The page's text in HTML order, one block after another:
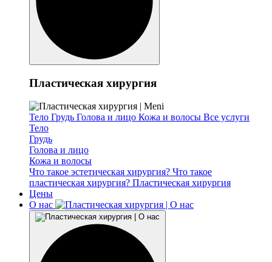
Пластическая хирургия
Тело Грудь Голова и лицо Кожа и волосы Все услуги
Тело
Грудь
Голова и лицо
Кожа и волосы
Что такое эстетическая хирургия? Что такое
пластическая хирургия? Пластическая хирургия
Цены
О нас